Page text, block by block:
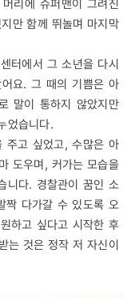
리에 슈퍼맨이 그려진
만 함께 뛰놀며 마지막
터에서 그 소년을 다시
요. 그 때의 기쁨은 아
말이 통하지 않았지만
었습니다.
주고 싶었고, 수많은 아
도우며, 커가는 모습을
니다. 경찰관이 꿈인 소
짝 다가갈 수 있도록 오
하고 싶다고 시작한 후
는 것은 정작 저 자신이